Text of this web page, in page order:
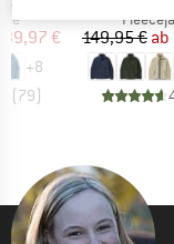
Preis
€
+8
(79)
149,95 € ab